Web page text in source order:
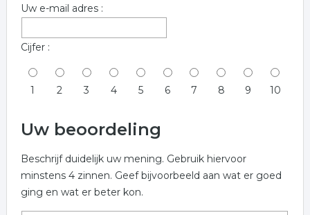
Uw e-mail adres :
Cijfer :
1 2 3 4 5 6 7 8 9 10
Uw beoordeling
Beschrijf duidelijk uw mening. Gebruik hiervoor
minstens 4 zinnen. Geef bijvoorbeeld aan wat er goed
ging en wat er beter kon.